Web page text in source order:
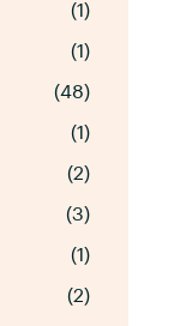
(1)
(1)
(48)
(1)
(2)
(3)
(1)
(2)